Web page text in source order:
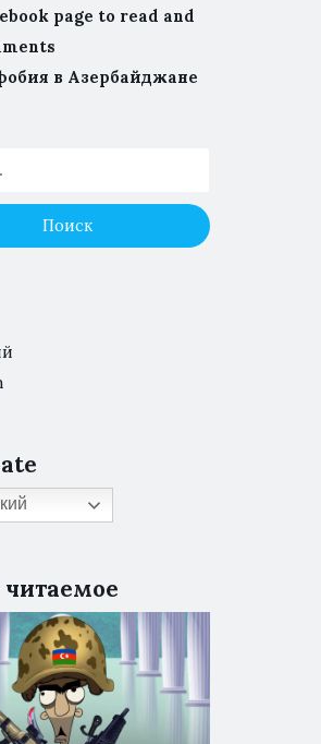
page to read and
в Азербайджане